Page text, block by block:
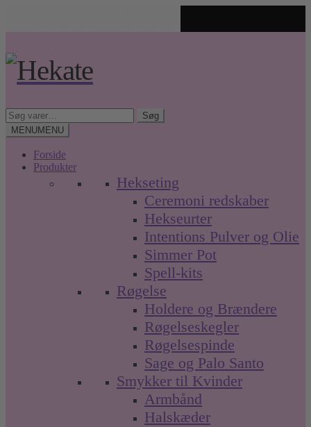
navigation
indhold
Søg
efter:
Søg
MENUMENU
Forside
Produkter
Hekseting
Ceremoni redskaber
Hekseurter
Intentions Pulver og Olie
Simmer Pot
Spell-kits
Røgelse
Holdere og Brændere
Røgelseskegler
Røgelsespinde
Sage og Palo Santo
Smykker til Kvinder
Armbånd
Halskæder